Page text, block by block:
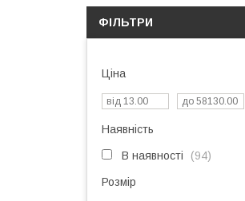
ФІЛЬТРИ
Ціна
Наявність
В наявності 94
Розмір